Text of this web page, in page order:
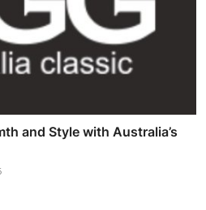
and Style with Australia’s